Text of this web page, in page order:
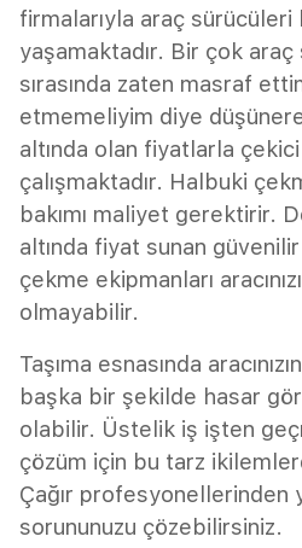
firmalarıyla araç
yaşamaktadır. Bir çok araç
sırasında zaten masraf
etmemeliyim diye
altında olan fiyatlarla
çalışmaktadır. Halbuki
bakımı maliyet gerektirir.
altında fiyat sunan
çekme ekipmanları
olmayabilir.
Taşıma esnasında
başka bir şekilde hasar
olabilir. Üstelik iş işten
çözüm için bu tarz
Çağır profesyonellerinden
sorununuzu çözebilirsiniz.